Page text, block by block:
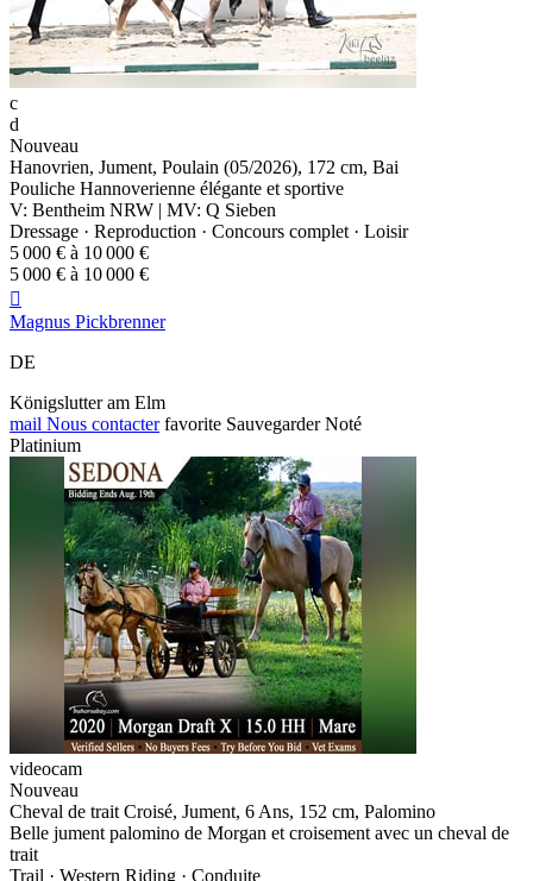
c
d
Nouveau
Hanovrien, Jument, Poulain (05/2026), 172 cm, Bai
Pouliche Hannoverienne élégante et sportive
V: Bentheim NRW | MV: Q Sieben
Dressage · Reproduction · Concours complet · Loisir
5 000 € à 10 000 €
5 000 € à 10 000 €

Magnus Pickbrenner
DE
Königslutter am Elm
mail Nous contacter favorite Sauvegarder Noté
Platinium
videocam
Nouveau
Cheval de trait Croisé, Jument, 6 Ans, 152 cm, Palomino
Belle jument palomino de Morgan et croisement avec un cheval de
trait
Trail · Western Riding · Conduite